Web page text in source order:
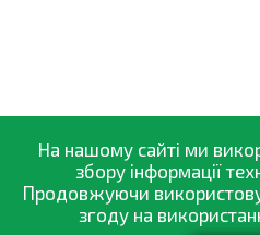
На нашому сайті ми
збору інформації
Продовжуючи
згоду на